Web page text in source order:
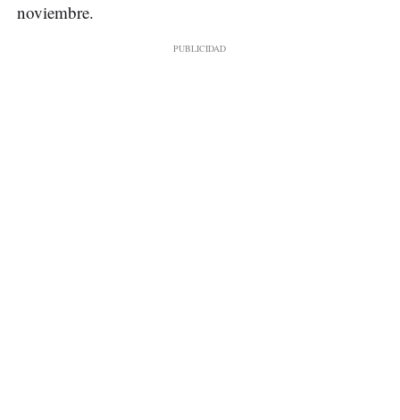
noviembre.